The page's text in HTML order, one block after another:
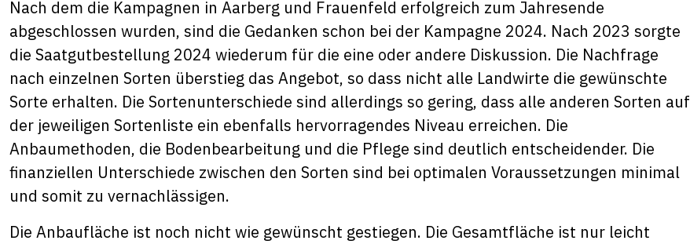
Nach dem die Kampagnen in Aarberg und Frauenfeld erfolgreich zum Jahresende
abgeschlossen wurden, sind die Gedanken schon bei der Kampagne 2024. Nach 2023 sorgte
die Saatgutbestellung 2024 wiederum für die eine oder andere Diskussion. Die Nachfrage
nach einzelnen Sorten überstieg das Angebot, so dass nicht alle Landwirte die gewünschte
Sorte erhalten. Die Sortenunterschiede sind allerdings so gering, dass alle anderen Sorten auf
der jeweiligen Sortenliste ein ebenfalls hervorragendes Niveau erreichen. Die
Anbaumethoden, die Bodenbearbeitung und die Pflege sind deutlich entscheidender. Die
finanziellen Unterschiede zwischen den Sorten sind bei optimalen Voraussetzungen minimal
und somit zu vernachlässigen.
Die Anbaufläche ist noch nicht wie gewünscht gestiegen. Die Gesamtfläche ist nur leicht